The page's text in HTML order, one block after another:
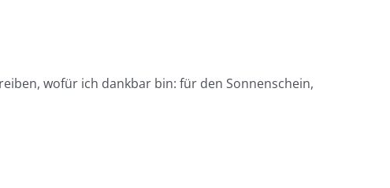
wofür ich dankbar bin: für den Sonnenschein,